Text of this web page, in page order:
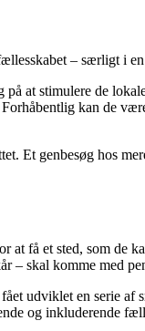
– særligt i
at stimulere de
kan de
Et genbesøg hos
få et sted, som de
– skal komme med
udviklet en serie
og inkluderende